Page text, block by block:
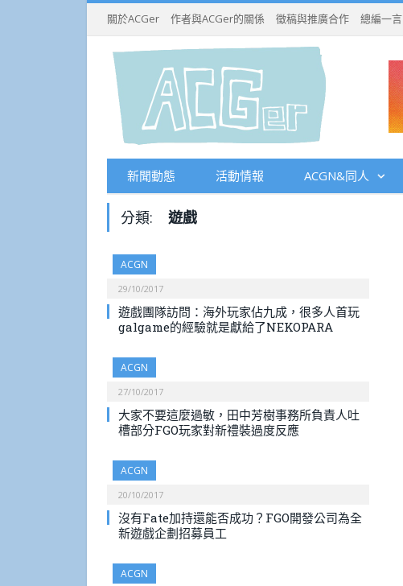
關於ACGer 作者與ACGer的關係 徵稿與推廣合作 總編一言
新聞動態 活動情報 ACGN&同人
分類: 遊戲
ACGN
29/10/2017
遊戲團隊訪問：海外玩家佔九成，很多人首玩
galgame的經驗就是獻給了NEKOPARA
ACGN
27/10/2017
大家不要這麼過敏，田中芳樹事務所負責人吐
槽部分FGO玩家對新禮裝過度反應
ACGN
20/10/2017
沒有Fate加持還能否成功？FGO開發公司為全
新遊戲企劃招募員工
ACGN